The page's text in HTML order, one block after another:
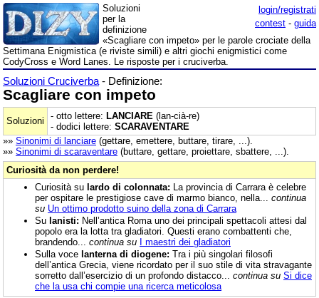
login/registrati
contest - guida
Soluzioni
per la
definizione
«Scagliare con impeto» per le parole crociate della
Settimana Enigmistica (e riviste simili) e altri giochi enigmistici come
CodyCross e Word Lanes. Le risposte per i cruciverba.
Soluzioni Cruciverba - Definizione:
Scagliare con impeto
Soluzioni - otto lettere: LANCIARE (lan-cià-re)
- dodici lettere: SCARAVENTARE
»» Sinonimi di lanciare (gettare, emettere, buttare, tirare, ...).
»» Sinonimi di scaraventare (buttare, gettare, proiettare, sbattere, ...).
Curiosità da non perdere!
Curiosità su lardo di colonnata: La provincia di Carrara è celebre
per ospitare le prestigiose cave di marmo bianco, nella... continua
su Un ottimo prodotto suino della zona di Carrara
Su lanisti: Nell’antica Roma uno dei principali spettacoli attesi dal
popolo era la lotta tra gladiatori. Questi erano combattenti che,
brandendo... continua su I maestri dei gladiatori
Sulla voce lanterna di diogene: Tra i più singolari filosofi
dell’antica Grecia, viene ricordato per il suo stile di vita stravagante
sorretto dall’esercizio di un profondo distacco... continua su Si dice
che la usa chi compie una ricerca meticolosa